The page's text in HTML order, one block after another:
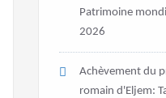
Patrimoine
2026
Achèvement du
romain d'Eljem: